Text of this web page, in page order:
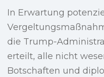
In Erwartung
die Trump-
erteilt, alle nicht
Botschaften und